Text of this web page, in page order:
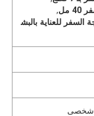
مل
,
السفر للعناية بالبش